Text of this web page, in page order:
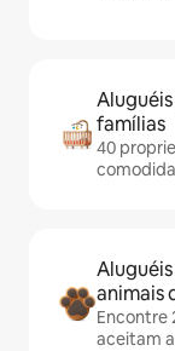
famílias
40
animais
Encontre
aceitam